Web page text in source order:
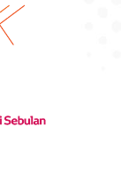
yang
pembiayaan